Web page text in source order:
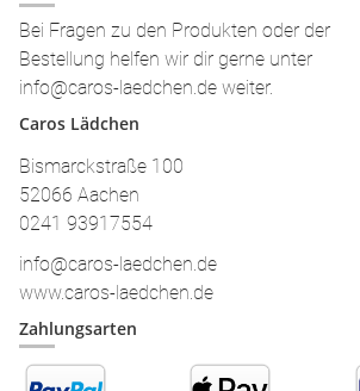
Bei Fragen zu den Produkten oder der
Bestellung helfen wir dir gerne unter
info@caros-laedchen.de weiter.
Caros Lädchen
Bismarckstraße 100
52066 Aachen
0241 93917554
info@caros-laedchen.de
www.caros-laedchen.de
Zahlungsarten